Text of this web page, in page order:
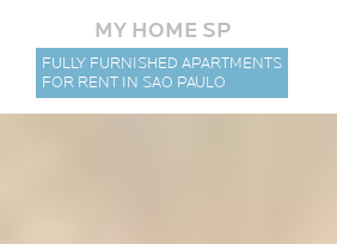
MY HOME SP
FULLY FURNISHED APARTMENTS
FOR RENT IN SAO PAULO